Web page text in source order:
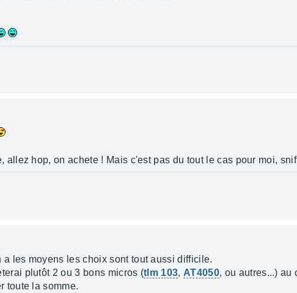
allez hop, on achete ! Mais c'est pas du tout le cas pour moi,
a les moyens les choix sont tout aussi difficile.
plutôt 2 ou 3 bons micros (tlm 103, AT4050, ou autres...) au
toute la somme.